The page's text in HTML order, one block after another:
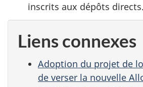
inscrits aux dépôts directs.
Liens connexes
Adoption du projet de
de verser la nouvelle